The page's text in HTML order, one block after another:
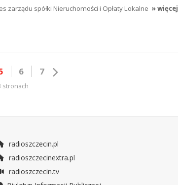
zarządu spółki Nieruchomości i Opłaty Lokalne » więcej
6 7
stronach
radioszczecin.pl
radioszczecinextra.pl
radioszczecin.tv